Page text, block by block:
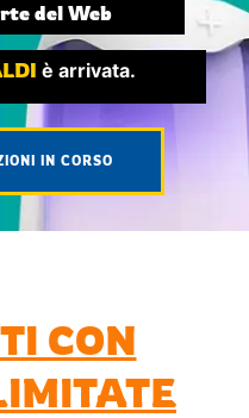
del Web
è arrivata.
IN CORSO
CON